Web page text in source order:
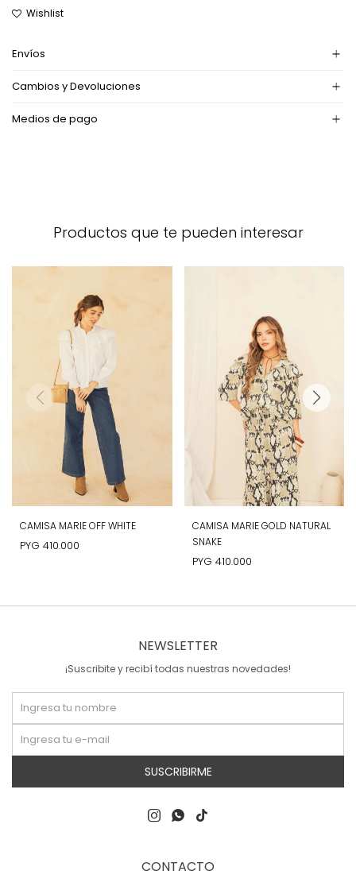
Envíos
Cambios y Devoluciones
Medios de pago
Productos que te pueden interesar
CAMISA MARIE OFF WHITE
PYG 410.000
CAMISA MARIE GOLD NATURAL
SNAKE
PYG 410.000
CONTACTO
NEWSLETTER
¡Suscribite y recibí todas nuestras novedades!
SUSCRIBIRME
  